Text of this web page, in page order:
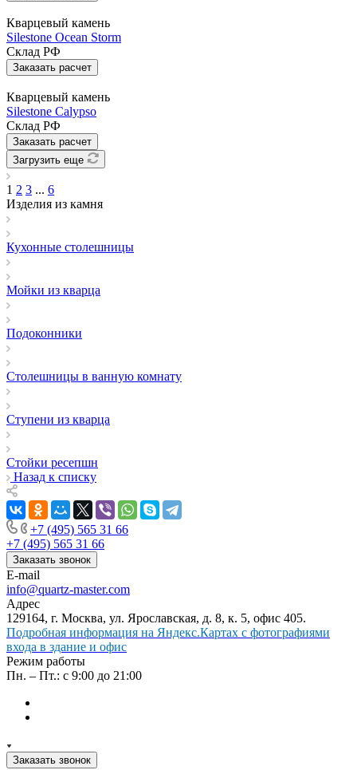
Кварцевый камень
Silestone Ocean Storm
Склад РФ
Заказать расчет
Кварцевый камень
Silestone Calypso
Склад РФ
Заказать расчет
Загрузить еще
1 2 3 ... 6
Изделия из камня
Кухонные столешницы
Мойки из кварца
Подоконники
Столешницы в ванную комнату
Ступени из кварца
Стойки ресепшн
Назад к списку
+7 (495) 565 31 66
+7 (495) 565 31 66
Заказать звонок
E-mail
info@quartz-master.com
Адрес
129164, г. Москва, ул. Ярославская, д. 8, к. 5, офис 405.
Подробная информация на Яндекс.Картах с фотографиями
входа в здание и офис
Режим работы
Пн. – Пт.: с 9:00 до 21:00
Заказать звонок